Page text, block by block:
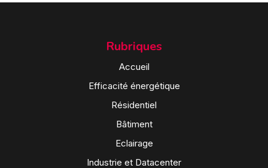
Rubriques
Accueil
Efficacité énergétique
Résidentiel
Bâtiment
Eclairage
Industrie et Datacenter